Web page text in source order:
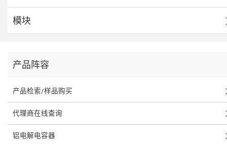
模块
产品阵容
产品检索/样品购买
代理商在线查询
铝电解电容器